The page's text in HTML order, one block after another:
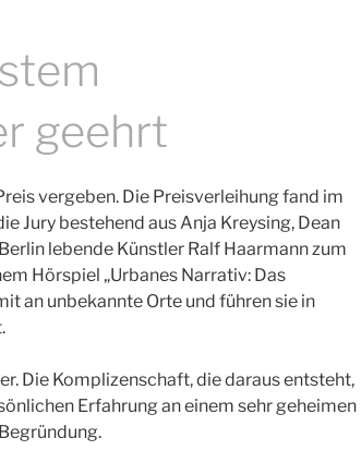
geehrt
vergeben. Die Preisverleihung fand im
Jury bestehend aus Anja Kreysing, Dean
lebende Künstler Ralf Haarmann zum
Hörspiel „Urbanes Narrativ: Das
an unbekannte Orte und führen sie in
Die Komplizenschaft, die daraus entsteht,
Erfahrung an einem sehr geheimen